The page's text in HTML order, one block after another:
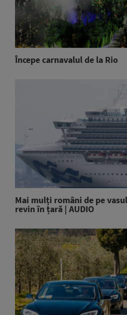
Începe carnavalul de la Rio
Mai mulți români de pe
revin în țară | AUDIO